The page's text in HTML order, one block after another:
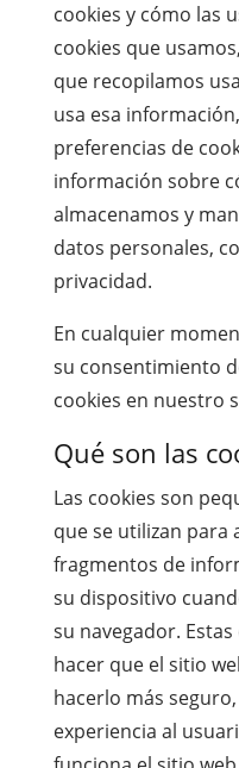
cookies y cómo las
cookies que
que recopilamos
usa esa
preferencias de
información sobre
almacenamos y
datos personales,
privacidad.
En cualquier
su consentimiento
cookies en nuestro
Qué son las
Las cookies son
que se utilizan para
fragmentos de
su dispositivo
su navegador.
hacer que el sitio
hacerlo más
experiencia al